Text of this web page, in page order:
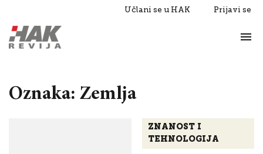
Učlani se u HAK Prijavi se
Razgovori
Oznaka: Zemlja
ZNANOST I
TEHNOLOGIJA